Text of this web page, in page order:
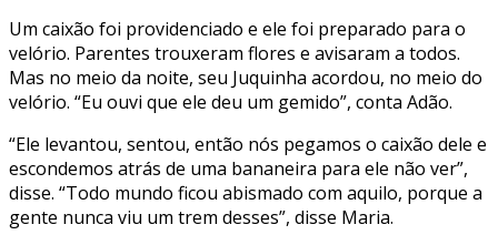
Um caixão foi providenciado e ele foi preparado para o
velório. Parentes trouxeram flores e avisaram a todos.
Mas no meio da noite, seu Juquinha acordou, no meio do
velório. “Eu ouvi que ele deu um gemido”, conta Adão.
“Ele levantou, sentou, então nós pegamos o caixão dele e
escondemos atrás de uma bananeira para ele não ver”,
disse. “Todo mundo ficou abismado com aquilo, porque a
gente nunca viu um trem desses”, disse Maria.